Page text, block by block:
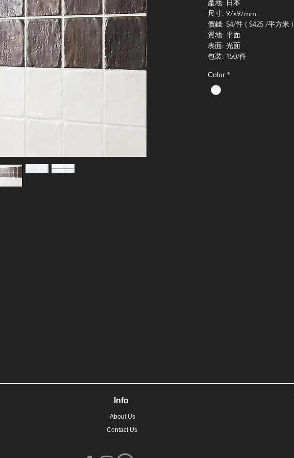
格
格
產地: 日本
尺寸: 97x97mm
價錢: $4/件 ( $425 /平方米 )
質地: 平面
表面: 光面
包裝: 150/件
Color *
Info
About Us
Contact Us